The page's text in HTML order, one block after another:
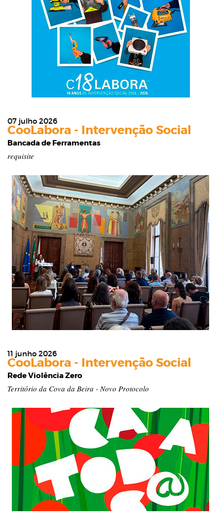
07 julho 2026
CooLabora - Intervenção Social
Bancada de Ferramentas
requisite
11 junho 2026
CooLabora - Intervenção Social
Rede Violência Zero
Território da Cova da Beira - Novo Protocolo